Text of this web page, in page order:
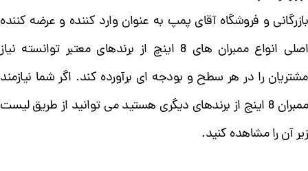
بازرگانی و فروشگاه آقای پمپ به عنوان وارد کننده و عرضه کننده
اصلی انواع ممبران های 8 اینچ از برندهای معتبر توانسته نیاز
مشتریان را در هر سطح و بودجه ای برآورده کند. اگر شما نیازمند
ممبران 8 اینچ از برندهای دیگری هستید می توانید از طریق لیست
زیر آن را مشاهده کنید.